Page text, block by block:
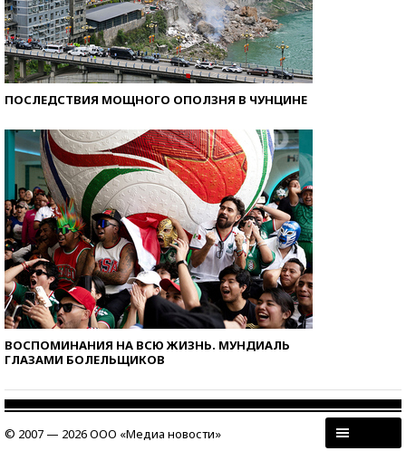
ПОСЛЕДСТВИЯ МОЩНОГО ОПОЛЗНЯ В ЧУНЦИНЕ
ВОСПОМИНАНИЯ НА ВСЮ ЖИЗНЬ. МУНДИАЛЬ
ГЛАЗАМИ БОЛЕЛЬЩИКОВ
© 2007 — 2026 ООО «Медиа новости»